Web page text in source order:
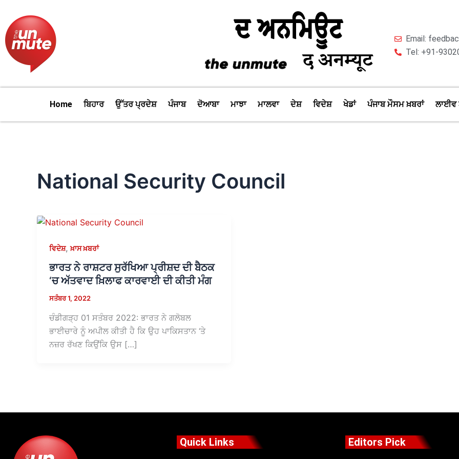
content
Email:
Tel: +91-
Home ਬਿਹਾਰ ਉੱਤਰ ਪ੍ਰਦੇਸ਼ ਪੰਜਾਬ ਦੋਆਬਾ ਮਾਝਾ ਮਾਲਵਾ ਦੇਸ਼ ਵਿਦੇਸ਼ ਖੇਡਾਂ ਪੰਜਾਬ ਮੌਸਮ ਖ਼ਬਰਾਂ ਲਾਈਵ
National Security Council
ਵਿਦੇਸ਼,ਖ਼ਾਸ ਖ਼ਬਰਾਂ
ਭਾਰਤ ਨੇ ਰਾਸ਼ਟਰ ਸੁਰੱਖਿਆ ਪ੍ਰੀਸ਼ਦ ਦੀ ਬੈਠਕ
‘ਚ ਅੱਤਵਾਦ ਖ਼ਿਲਾਫ ਕਾਰਵਾਈ ਦੀ ਕੀਤੀ ਮੰਗ
ਸਤੰਬਰ 1, 2022
ਚੰਡੀਗੜ੍ਹ 01 ਸਤੰਬਰ 2022: ਭਾਰਤ ਨੇ ਗਲੋਬਲ
ਭਾਈਚਾਰੇ ਨੂੰ ਅਪੀਲ ਕੀਤੀ ਹੈ ਕਿ ਉਹ ਪਾਕਿਸਤਾਨ ‘ਤੇ
ਨਜ਼ਰ ਰੱਖਣ ਕਿਉਂਕਿ ਉਸ […]
Quick Links Editors Pick